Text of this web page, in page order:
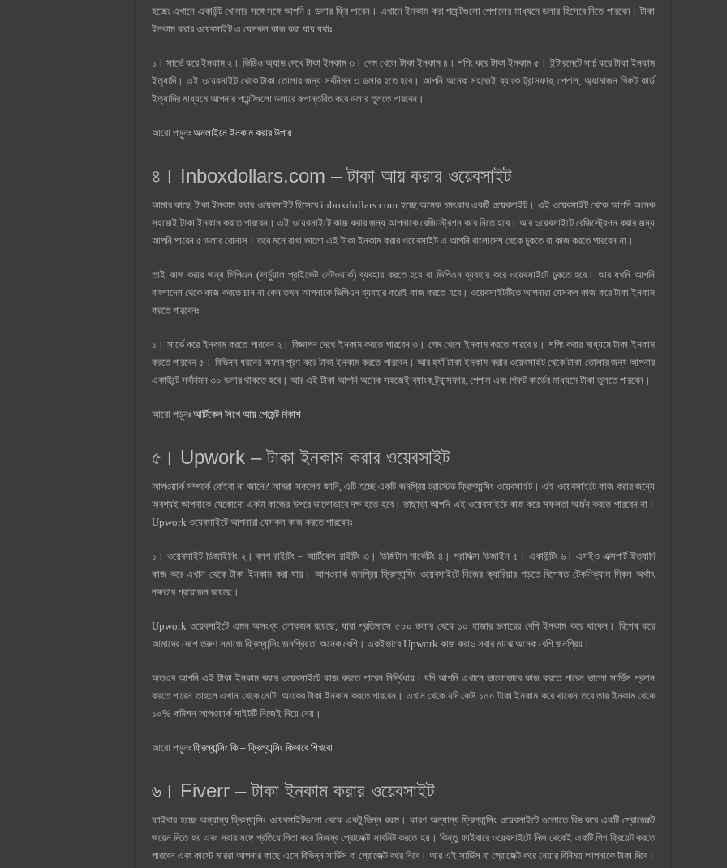
হচ্ছেঃ এখানে একাউন্ট খোলার সঙ্গে সঙ্গে আপনি ৫ ডলার ফ্রি পাবেন। এখানে ইনকাম করা পয়েন্টগুলো পেপালের মাধ্যমে ডলার হিসেবে নিতে পারবেন। টাকা
ইনকাম করার ওয়েবসাইট এ যেসকল কাজ করা যায় যথাঃ
১। সার্ভে করে ইনকাম ২। ভিডিও অ্যাড দেখে টাকা ইনকাম ৩। গেম খেলে টাকা ইনকাম ৪। শপিং করে টাকা ইনকাম ৫। ইন্টারনেটে সার্চ করে টাকা ইনকাম
ইত্যাদি। এই ওয়েবসাইট থেকে টাকা তোলার জন্য সর্বনিম্ন ৩ ডলার হতে হবে। আপনি অনেক সহজেই ব্যাংক ট্রান্সফার, পেপাল, অ্যামাজন গিফট কার্ড
ইত্যাদির মাধ্যমে আপনার পয়েন্টগুলো ডলারে রূপান্তরিত করে ডলার তুলতে পারবেন।
আরো পড়ুনঃ অনলাইনে ইনকাম করার উপায়
৪। Inboxdollars.com – টাকা আয় করার ওয়েবসাইট
আমার কাছে টাকা ইনকাম করার ওয়েবসাইট হিসেবে inboxdollars.com হচ্ছে অনেক চমৎকার একটি ওয়েবসাইট। এই ওয়েবসাইট থেকে আপনি অনেক
সহজেই টাকা ইনকাম করতে পারবেন। এই ওয়েবসাইটে কাজ করার জন্য আপনাকে রেজিস্ট্রেশন করে নিতে হবে। আর ওয়েবসাইটে রেজিস্ট্রেশন করার জন্য
আপনি পাবেন ৫ ডলার বোনাস। তবে মনে রাখা ভালো এই টাকা ইনকাম করার ওয়েবসাইট এ আপনি বাংলাদেশ থেকে ঢুকতে বা কাজ করতে পারবেন না।
তাই কাজ করার জন্য ভিপিএন (ভার্চুয়াল প্রাইভেট নেটওয়ার্ক) ব্যবহার করতে হবে বা ভিপিএন ব্যবহার করে ওয়েবসাইটে ঢুকতে হবে। আর যখনি আপনি
বাংলাদেশ থেকে কাজ করতে চান না কেন তখন আপনাকে ভিপিএন ব্যবহার করেই কাজ করতে হবে। ওয়েবসাইটটিতে আপনারা যেসকল কাজ করে টাকা ইনকাম
করতে পারবেনঃ
১। সার্ভে করে ইনকাম করতে পারবেন ২। বিজ্ঞাপন দেখে ইনকাম করতে পারবেন ৩। গেম খেলে ইনকাম করতে পারবে ৪। শপিং করার মাধ্যমে টাকা ইনকাম
করতে পারবেন ৫। বিভিন্ন ধরনের অফার পূরণ করে টাকা ইনকাম করতে পারবেন। আর হ্যাঁ টাকা ইনকাম করার ওয়েবসাইট থেকে টাকা তোলার জন্য আপনার
একাউন্টে সর্বনিম্ন ৩০ ডলার থাকতে হবে। আর এই টাকা আপনি অনেক সহজেই ব্যাংক ট্র্যান্সফার, পেপাল এবং গিফট কার্ডের মাধ্যমে টাকা তুলতে পারবেন।
আরো পড়ুনঃ আর্টিকেল লিখে আয় পেমেন্ট বিকাশ
৫। Upwork – টাকা ইনকাম করার ওয়েবসাইট
আপওয়ার্ক সম্পর্কে কেইবা না জানে? আমরা সকলেই জানি, এটি হচ্ছে একটি জনপ্রিয় ট্রাস্টেড ফ্রিল্যান্সিং ওয়েবসাইট। এই ওয়েবসাইটে কাজ করার জন্যে
অবশ্যই আপনাকে যেকোনো একটা কাজের উপরে ভালোভাবে দক্ষ হতে হবে। তাছাড়া আপনি এই ওয়েবসাইটে কাজ করে সফলতা অর্জন করতে পারবেন না।
Upwork ওয়েবসাইটে আপনারা যেসকল কাজ করতে পারবেনঃ
১। ওয়েবসাইট ডিজাইনিং ২। ব্লগ রাইটিং – আর্টিকেল রাইটিং ৩। ডিজিটাল মার্কেটিং ৪। গ্রাফিক্স ডিজাইন ৫। একাউন্টিং ৬। এসইও এক্সপার্ট ইত্যাদি
কাজ করে এখান থেকে টাকা ইনকাম করা যায়। আপওয়ার্ক জনপ্রিয় ফ্রিল্যান্সিং ওয়েবসাইটে নিজের ক্যারিয়ার গড়তে বিশেষত টেকনিক্যাল স্কিল অর্থাৎ
দক্ষতার প্রয়োজন রয়েছে।
Upwork ওয়েবসাইটে এমন অসংখ্য লোকজন রয়েছে, যারা প্রতিমাসে ৫০০ ডলার থেকে ১০ হাজার ডলারের বেশি ইনকাম করে থাকেন। বিশেষ করে
আমাদের দেশে তরুণ সমাজে ফ্রিল্যান্সিং জনপ্রিয়তা অনেক বেশি। একইভাবে Upwork কাজ করাও সবার মাঝে অনেক বেশি জনপ্রিয়।
অতএব আপনি এই টাকা ইনকাম করার ওয়েবসাইটে কাজ করতে পারেন নির্দ্বিধায়। যদি আপনি এখানে ভালোভাবে কাজ করতে পারেন ভালো সার্ভিস প্রদান
করতে পারেন তাহলে এখান থেকে মোটা অংকের টাকা ইনকাম করতে পারবেন। এখান থেকে যদি কেউ ১০০ টাকা ইনকাম করে থাকেন তবে তার ইনকাম থেকে
১০% কমিশন আপওয়ার্ক সাইটটি নিজেই নিয়ে নেয়।
আরো পড়ুনঃ ফ্রিল্যান্সিং কি – ফ্রিল্যান্সিং কিভাবে শিখবো
৬। Fiverr – টাকা ইনকাম করার ওয়েবসাইট
ফাইবার হচ্ছে অন্যান্য ফ্রিল্যান্সিং ওয়েবসাইটগুলো থেকে একটু ভিন্ন রকম। কারণ অন্যান্য ফ্রিল্যান্সিং ওয়েবসাইটে গুলোতে বিড করে একটি প্রোজেক্টে
জয়েন দিতে হয় এবং সবার সঙ্গে প্রতিযোগিতা করে নিজস্ব প্রোজেক্ট সাবমিট করতে হয়। কিন্তু ফাইবারে ওয়েবসাইটে নিজ থেকেই একটি গিগ ক্রিয়েট করতে
পারবেন এবং কাস্টে মাররা আপনার কাছে এসে বিভিন্ন সার্ভিস বা প্রোজেক্ট করে নিবে। আর এই সার্ভিস বা প্রোজেক্ট করে নেয়ার বিনিময় আপনাকে টাকা দিবে।